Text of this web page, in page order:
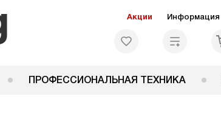
Акции Информация
ПРОФЕССИОНАЛЬНАЯ ТЕХНИКА